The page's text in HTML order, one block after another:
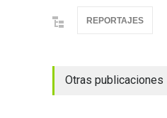
REPORTAJES
Otras publicaciones